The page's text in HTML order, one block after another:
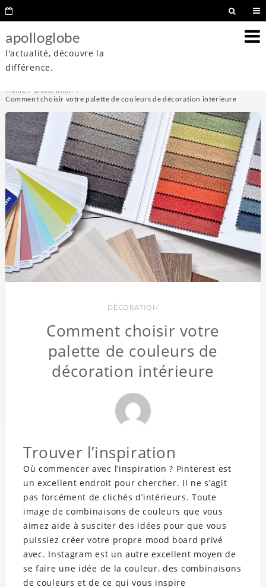
apolloglobe
l'actualité, découvre la
différence.
Home
Décoration
Comment choisir votre palette de couleurs de décoration intérieure
DÉCORATION
Comment choisir votre
palette de couleurs de
décoration intérieure
Trouver l’inspiration
Où commencer avec l’inspiration ? Pinterest est
un excellent endroit pour chercher. Il ne s’agit
pas forcément de clichés d’intérieurs. Toute
image de combinaisons de couleurs que vous
aimez aide à susciter des idées pour que vous
puissiez créer votre propre mood board privé
avec. Instagram est un autre excellent moyen de
se faire une idée de la couleur, des combinaisons
de couleurs et de ce qui vous inspire